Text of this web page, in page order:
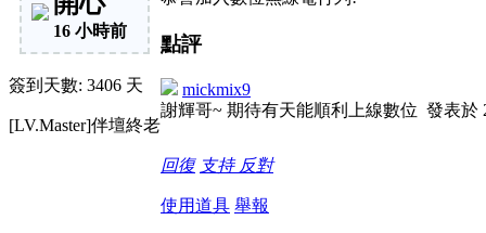
16 小時前
簽到天數: 3406 天
[LV.Master]伴壇終老
點評
mickmix9
謝輝哥~ 期待有天能順利上線數位 發表於
回復 支持 反對
使用道具 舉報